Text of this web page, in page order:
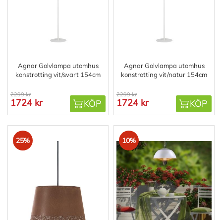
Agnar Golvlampa utomhus
konstrotting vit/svart 154cm
2299 kr
1724 kr KÖP
Agnar Golvlampa utomhus
konstrotting vit/natur 154cm
2299 kr
1724 kr KÖP
25% 10%